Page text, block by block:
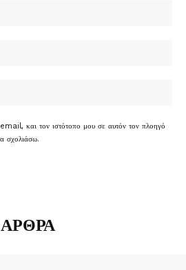
και τον ιστότοπο μου σε αυτόν τον πλοηγό
σχολιάσω.